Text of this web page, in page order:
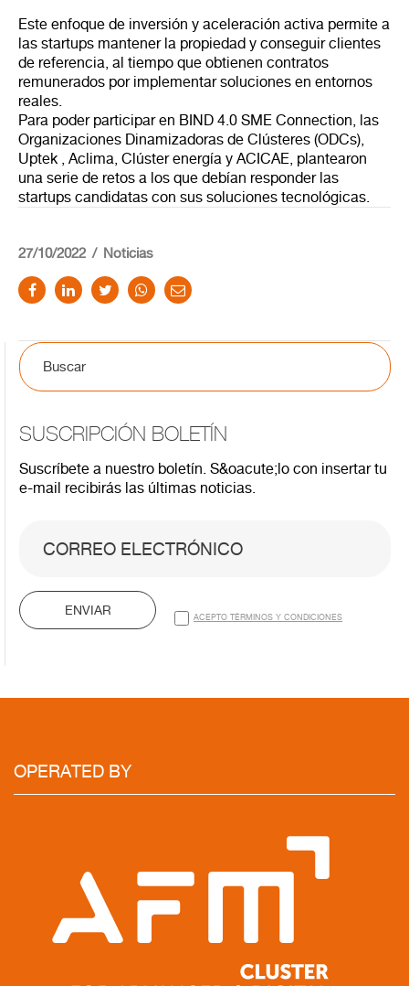
Este enfoque de inversión y aceleración activa permite a
las startups mantener la propiedad y conseguir clientes
de referencia, al tiempo que obtienen contratos
remunerados por implementar soluciones en entornos
reales.
Para poder participar en BIND 4.0 SME Connection, las
Organizaciones Dinamizadoras de Clústeres (ODCs),
Uptek , Aclima, Clúster energía y ACICAE, plantearon
una serie de retos a los que debían responder las
startups candidatas con sus soluciones tecnológicas.
27/10/2022 Noticias
SUSCRIPCIÓN BOLETÍN
Suscríbete a nuestro boletín. S&oacute;lo con insertar tu
e-mail recibirás las últimas noticias.
ENVIAR ACEPTO TÉRMINOS Y CONDICIONES
OPERATED BY